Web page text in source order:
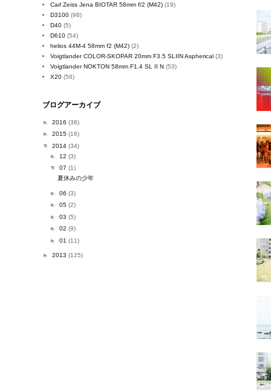
Carl Zeiss Jena BIOTAR 58mm f/2 (M42) (19)
D3100 (98)
D40 (5)
D610 (54)
helios 44M-4 58mm f2 (M42) (2)
Voigtlander COLOR-SKOPAR 20mm F3.5 SLIIN Aspherical (3)
Voigtlander NOKTON 58mm F1.4 SL II N (53)
X20 (56)
ブログアーカイブ
► 2016 (38)
► 2015 (16)
▼ 2014 (34)
► 12 (3)
▼ 07 (1)
夏休みの少年
► 06 (3)
► 05 (2)
► 03 (5)
► 02 (9)
► 01 (11)
► 2013 (125)